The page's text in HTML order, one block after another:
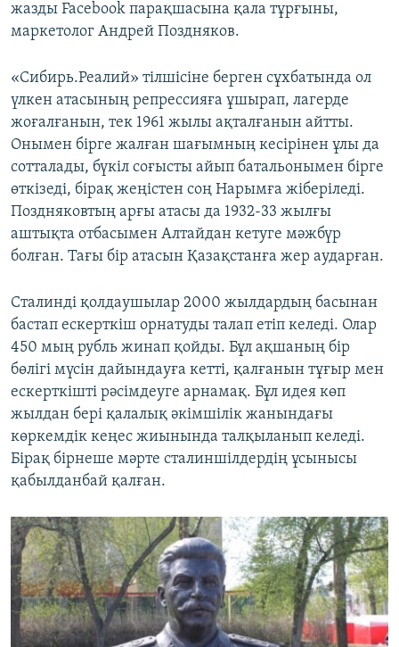
жазды Facebook парақшасына қала тұрғыны,
маркетолог Андрей Поздняков.
«Сибирь.Реалий» тілшісіне берген сұхбатында ол
үлкен атасының репрессияға ұшырап, лагерде
жоғалғанын, тек 1961 жылы ақталғанын айтты.
Онымен бірге жалған шағымның кесірінен ұлы да
сотталады, бүкіл соғысты айып батальонымен бірге
өткізеді, бірақ жеңістен соң Нарымға жіберіледі.
Поздняковтың арғы атасы да 1932-33 жылғы
аштықта отбасымен Алтайдан кетуге мәжбүр
болған. Тағы бір атасын Қазақстанға жер аударған.
Сталинді қолдаушылар 2000 жылдардың басынан
бастап ескерткіш орнатуды талап етіп келеді. Олар
450 мың рубль жинап қойды. Бұл ақшаның бір
бөлігі мүсін дайындауға кетті, қалғанын тұғыр мен
ескерткішті рәсімдеуге арнамақ. Бұл идея көп
жылдан бері қалалық әкімшілік жанындағы
көркемдік кеңес жиынында талқыланып келеді.
Бірақ бірнеше мәрте сталиншілдердің ұсынысы
қабылданбай қалған.